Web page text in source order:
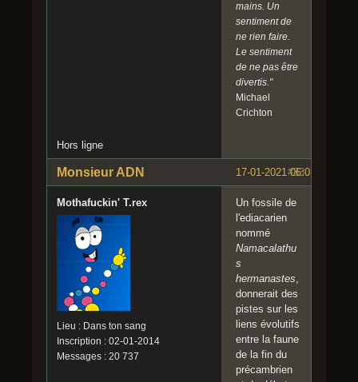
mains. Un
sentiment de
ne rien faire.
Le sentiment
de ne pas être
divertis."
Michael
Crichton
Hors ligne
#33
17-01-2021 06:03:17
Monsieur ADN
Mothafuckin' T.rex
Lieu : Dans ton sang
Inscription : 02-01-2014
Messages : 20 737
Un fossile de
l'ediacarien
nommé
Namacalathu
s
hermanastes,
donnerait des
pistes sur les
liens évolutifs
entre la faune
de la fin du
précambrien